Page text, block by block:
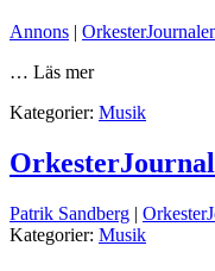
Annons |
… Läs mer
Kategorier: Musik
Patrik Sandberg |
Kategorier: Musik